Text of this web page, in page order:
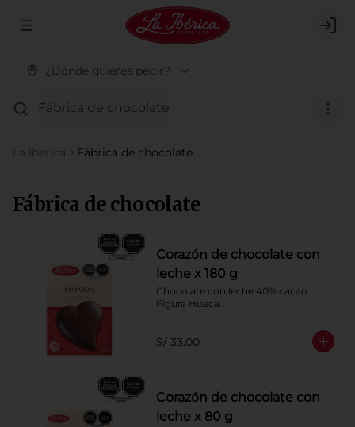
Abrir menu de navegación
¿Dónde quieres pedir?
Fábrica de chocolate
La Iberica Fábrica de chocolate
Fábrica de chocolate
Corazón de chocolate con
leche x 180 g
Chocolate con leche 40% cacao.
Figura Hueca.
S/ 33.00
Corazón de chocolate con
leche x 80 g